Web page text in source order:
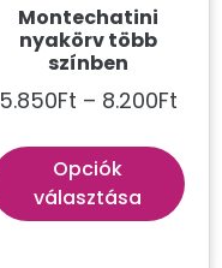
Montechatini
nyakörv több
színben
5.850Ft – 8.200Ft
Opciók
választása